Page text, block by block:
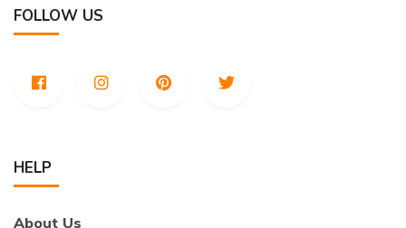
FOLLOW US
HELP
About Us